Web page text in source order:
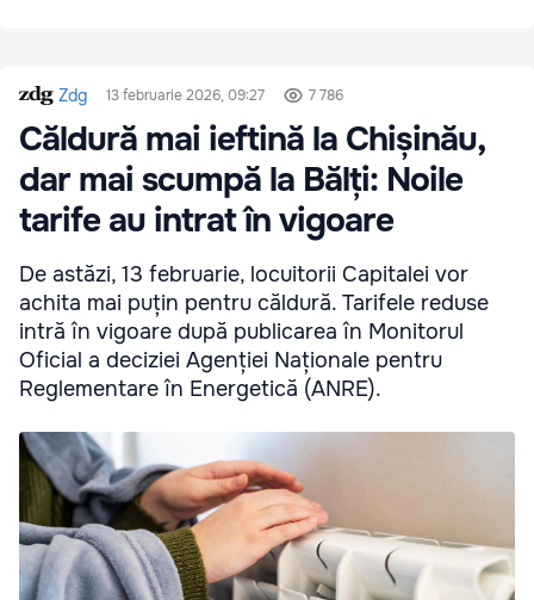
Zdg 13 februarie 2026, 09:27 7 786
Căldură mai ieftină la Chișinău,
dar mai scumpă la Bălți: Noile
tarife au intrat în vigoare
De astăzi, 13 februarie, locuitorii Capitalei vor
achita mai puțin pentru căldură. Tarifele reduse
intră în vigoare după publicarea în Monitorul
Oficial a deciziei Agenției Naționale pentru
Reglementare în Energetică (ANRE).